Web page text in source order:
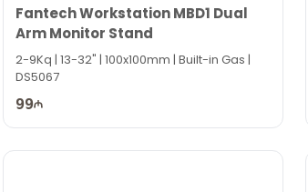
Fantech Workstation MBD1 Dual
Arm Monitor Stand
2-9Kq | 13-32" | 100x100mm | Built-in Gas |
DS5067
99